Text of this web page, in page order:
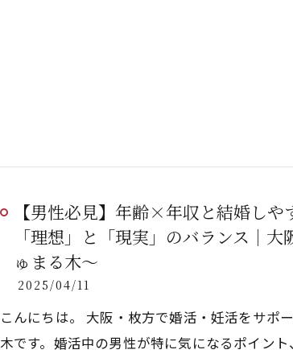
【男性必見】年齢×年収と結婚し
「理想」と「現実」のバランス｜
ゅまる木～
2025/04/11
こんにちは。 大阪・枚方で婚活・妊活をサポ
木です。婚活中の男性が特に気になるポイン